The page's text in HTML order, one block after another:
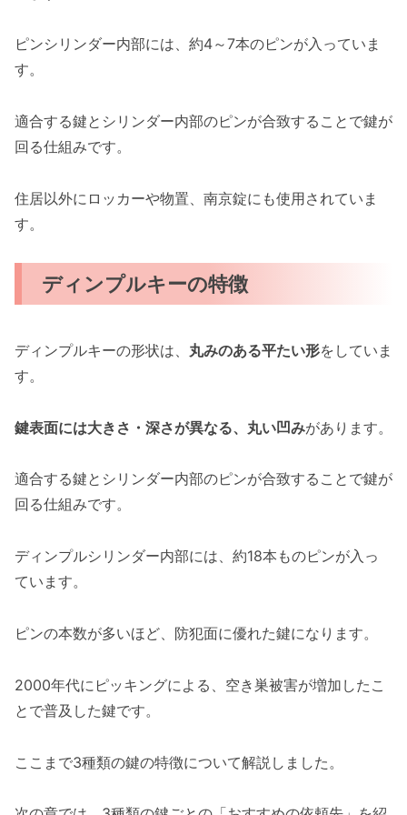
ピンシリンダー内部には、約4～7本のピンが入っていま
す。
適合する鍵とシリンダー内部のピンが合致することで鍵が
回る仕組みです。
住居以外にロッカーや物置、南京錠にも使用されていま
す。
ディンプルキーの特徴
ディンプルキーの形状は、 丸みのある平たい形をしていま
す。
鍵表面には大きさ・深さが異なる、丸い凹みがあります。
適合する鍵とシリンダー内部のピンが合致することで鍵が
回る仕組みです。
ディンプルシリンダー内部には、約18本ものピンが入っ
ています。
ピンの本数が多いほど、防犯面に優れた鍵になります。
2000年代にピッキングによる、空き巣被害が増加したこ
とで普及した鍵です。
ここまで3種類の鍵の特徴について解説しました。